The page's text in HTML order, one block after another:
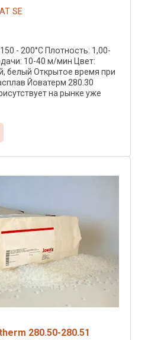
SE
- 200°C Плотность: 1,00-
10-40 м/мин Цвет:
белый Открытое время при
Йоватерм 280.30
на рынке уже
280.50-280.51